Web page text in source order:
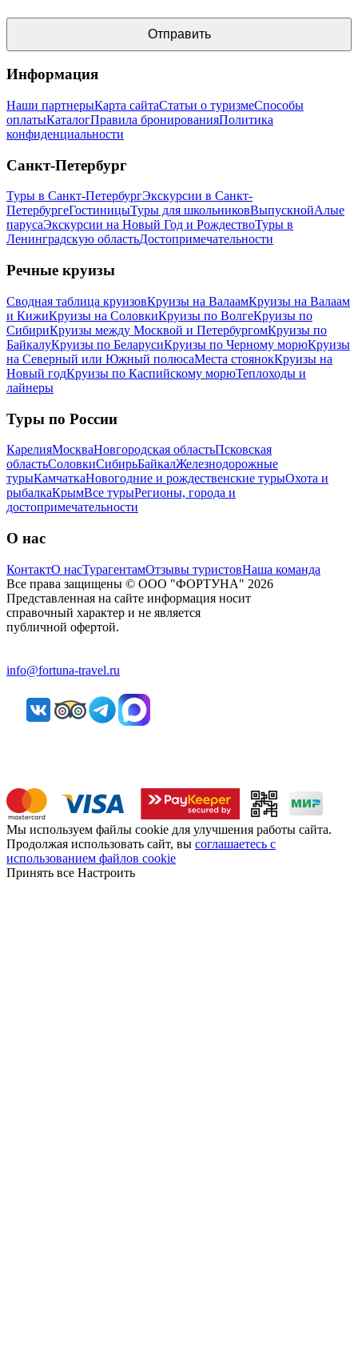
Информация
Наши партнерыКарта сайтаСтатьи о туризмеСпособы
оплатыКаталогПравила бронированияПолитика
конфиденциальности
Санкт-Петербург
Туры в Санкт-ПетербургЭкскурсии в Санкт-
ПетербургеГостиницыТуры для школьниковВыпускнойАлые
парусаЭкскурсии на Новый Год и РождествоТуры в
Ленинградскую областьДостопримечательности
Речные круизы
Сводная таблица круизовКруизы на ВалаамКруизы на Валаам
и КижиКруизы на СоловкиКруизы по ВолгеКруизы по
СибириКруизы между Москвой и ПетербургомКруизы по
БайкалуКруизы по БеларусиКруизы по Черному морюКруизы
на Северный или Южный полюсаМеста стоянокКруизы на
Новый годКруизы по Каспийскому морюТеплоходы и
лайнеры
Туры по России
КарелияМоскваНовгородская областьПсковская
областьСоловкиСибирьБайкалЖелезнодорожные
турыКамчаткаНовогодние и рождественские турыОхота и
рыбалкаКрымВсе турыРегионы, города и
достопримечательности
О нас
КонтактО насТурагентамОтзывы туристовНаша команда
Все права защищены © ООО "ФОРТУНА" 2026
Представленная на сайте информация носит
справочный характер и не является
публичной офертой.
info@fortuna-travel.ru
Мы используем файлы cookie для улучшения работы сайта.
Продолжая использовать сайт, вы соглашаетесь с
использованием файлов cookie
Принять все Настроить